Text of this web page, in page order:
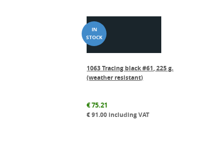
1063 Tracing black #61, 225 g.
(weather resistant)
€75.21
€91.00 including VAT